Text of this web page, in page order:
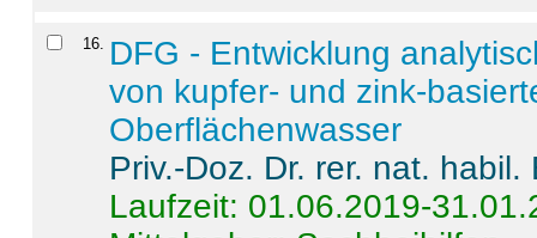
16
DFG - Entwicklung
von kupfer- und zink-
Oberflächenwasser
Priv.-Doz. Dr. rer. nat.
Laufzeit: 01.06.2019-